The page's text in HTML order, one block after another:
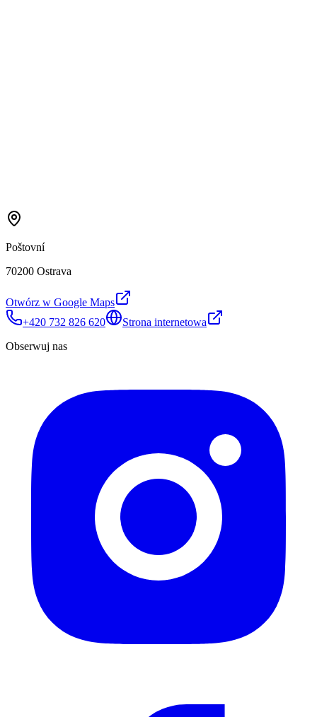
Poštovní
70200 Ostrava
Otwórz w Google Maps
+420 732 826 620
Strona internetowa
Obserwuj nas